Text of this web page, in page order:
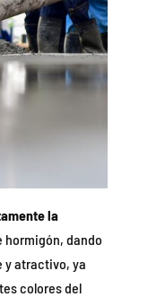
la
dando
y atractivo, ya
colores del